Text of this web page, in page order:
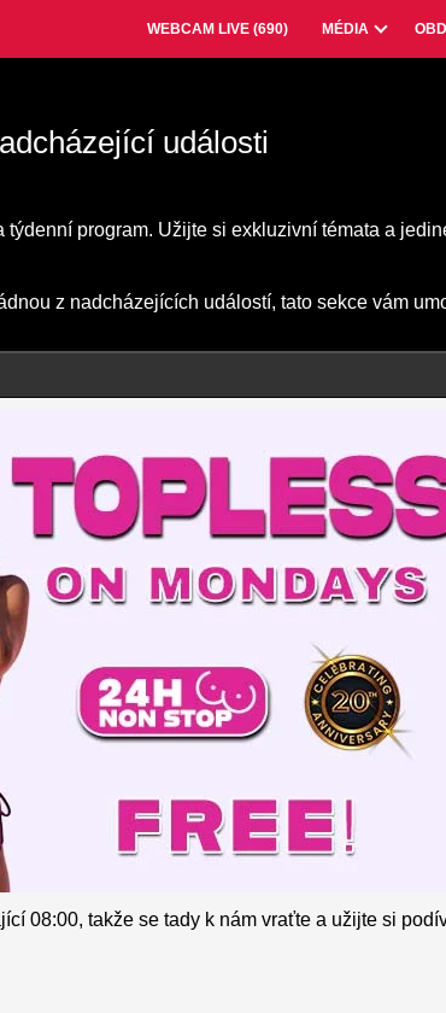
WEBCAM LIVE (690) MÉDIA
události
program. Užijte si exkluzivní témata a
z nadcházejících událostí, tato sekce vám
08:00, takže se tady k nám vraťte a užijte si